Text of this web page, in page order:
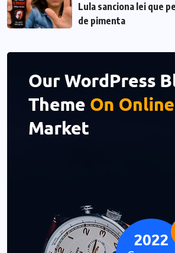
Lula sanciona lei que
de pimenta